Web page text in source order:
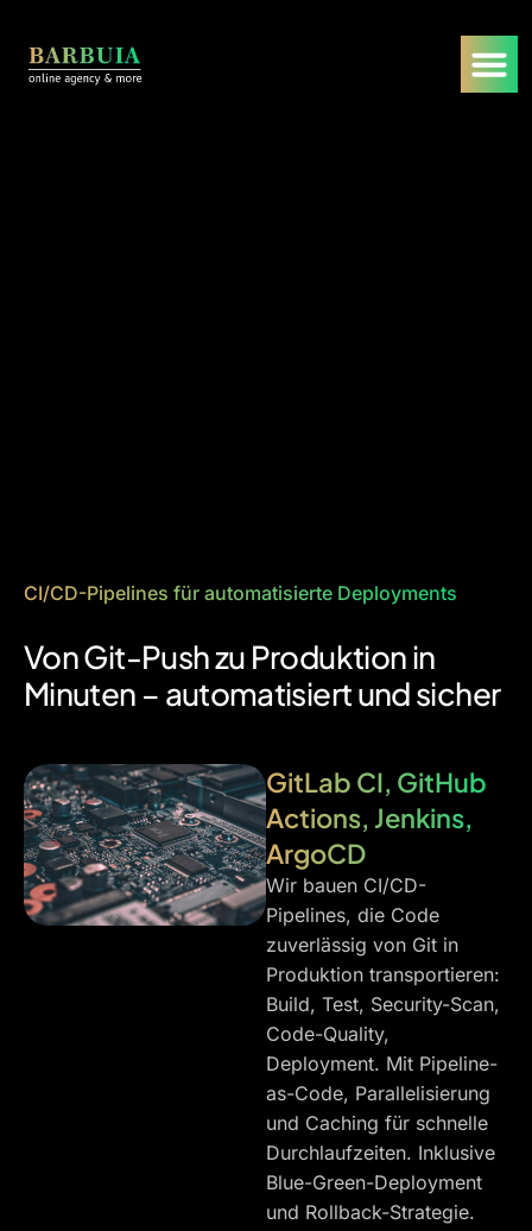
CI/CD-Pipelines für automatisierte Deployments
Von Git-Push zu Produktion in
Minuten – automatisiert und sicher
GitLab CI, GitHub
Actions, Jenkins,
ArgoCD
Wir bauen CI/CD-
Pipelines, die Code
zuverlässig von Git in
Produktion transportieren:
Build, Test, Security-Scan,
Code-Quality,
Deployment. Mit Pipeline-
as-Code, Parallelisierung
und Caching für schnelle
Durchlaufzeiten. Inklusive
Blue-Green-Deployment
und Rollback-Strategie.